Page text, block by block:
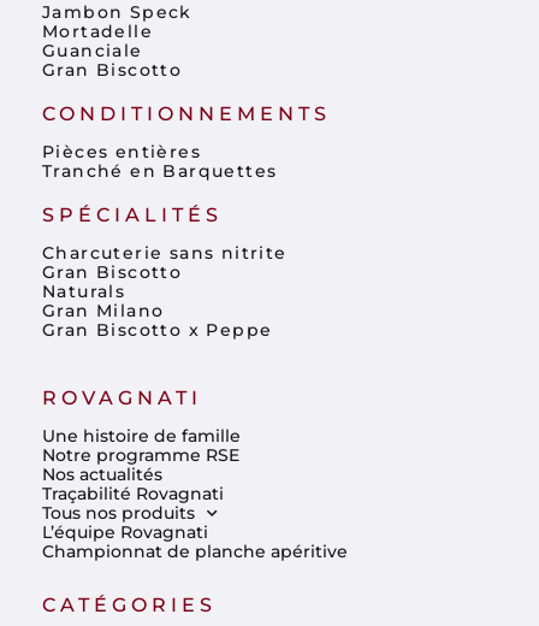
Jambon Speck
Mortadelle
Guanciale
Gran Biscotto
CONDITIONNEMENTS
Pièces entières
Tranché en Barquettes
SPÉCIALITÉS
Charcuterie sans nitrite
Gran Biscotto
Naturals
Gran Milano
Gran Biscotto x Peppe
ROVAGNATI
Une histoire de famille
Notre programme RSE
Nos actualités
Traçabilité Rovagnati
Tous nos produits
L’équipe Rovagnati
Championnat de planche apéritive
CATÉGORIES